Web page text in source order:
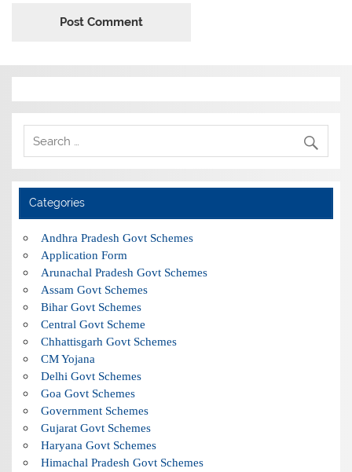
Categories
Andhra Pradesh Govt Schemes
Application Form
Arunachal Pradesh Govt Schemes
Assam Govt Schemes
Bihar Govt Schemes
Central Govt Scheme
Chhattisgarh Govt Schemes
CM Yojana
Delhi Govt Schemes
Goa Govt Schemes
Government Schemes
Gujarat Govt Schemes
Haryana Govt Schemes
Himachal Pradesh Govt Schemes